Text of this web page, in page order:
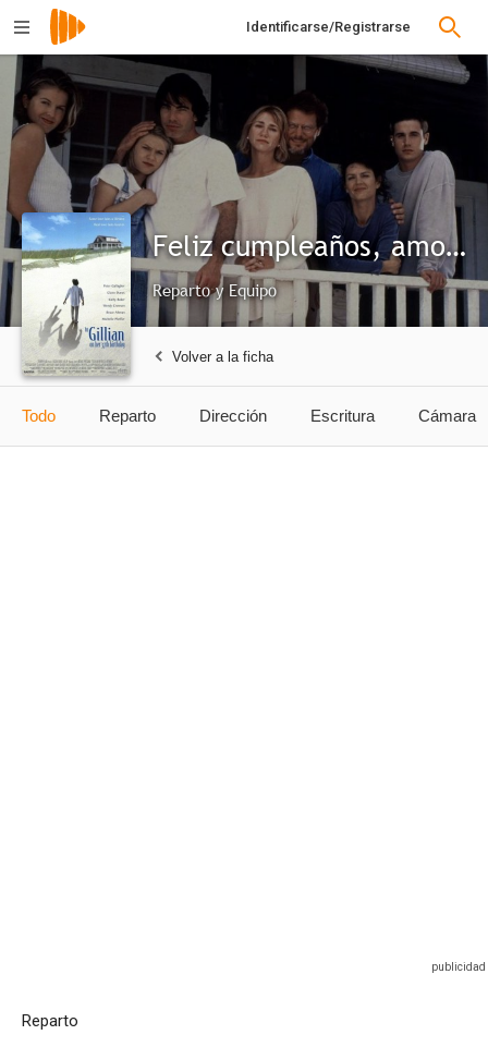
Identificarse/Registrarse
Feliz cumpleaños, amor mío
Reparto y Equipo
Volver a la ficha
Todo Reparto Dirección Escritura Cámara
Reparto